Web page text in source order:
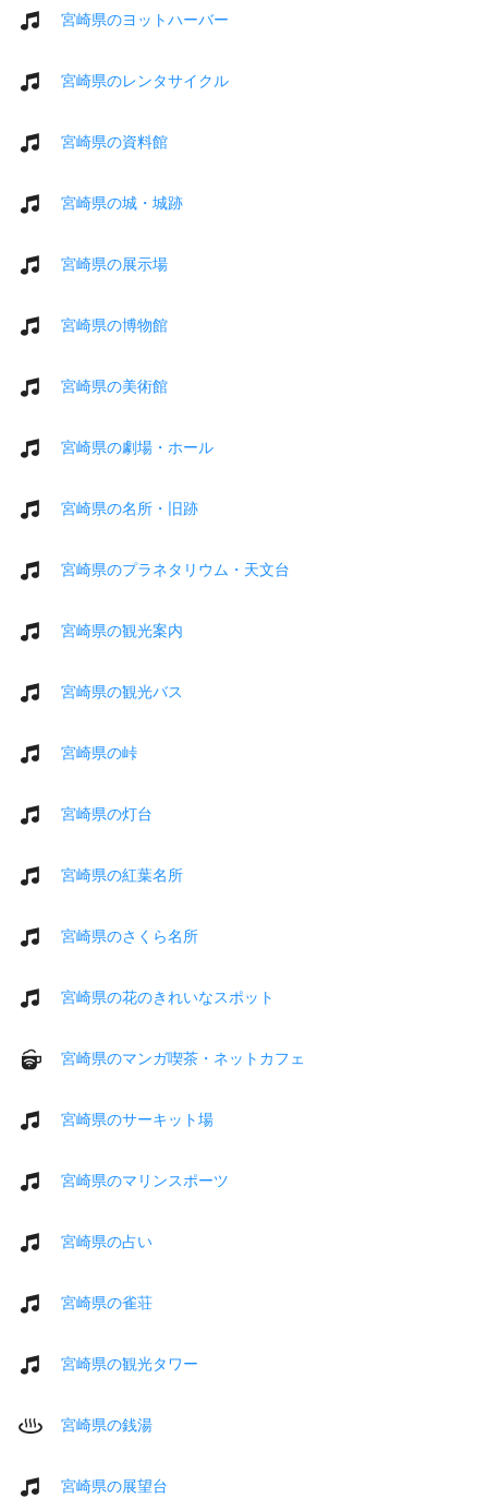
宮崎県のヨットハーバー
宮崎県のレンタサイクル
宮崎県の資料館
宮崎県の城・城跡
宮崎県の展示場
宮崎県の博物館
宮崎県の美術館
宮崎県の劇場・ホール
宮崎県の名所・旧跡
宮崎県のプラネタリウム・天文台
宮崎県の観光案内
宮崎県の観光バス
宮崎県の峠
宮崎県の灯台
宮崎県の紅葉名所
宮崎県のさくら名所
宮崎県の花のきれいなスポット
宮崎県のマンガ喫茶・ネットカフェ
宮崎県のサーキット場
宮崎県のマリンスポーツ
宮崎県の占い
宮崎県の雀荘
宮崎県の観光タワー
宮崎県の銭湯
宮崎県の展望台